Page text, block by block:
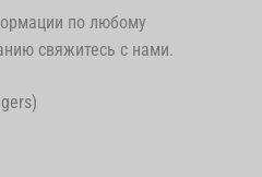
по любому
свяжитесь с нами.